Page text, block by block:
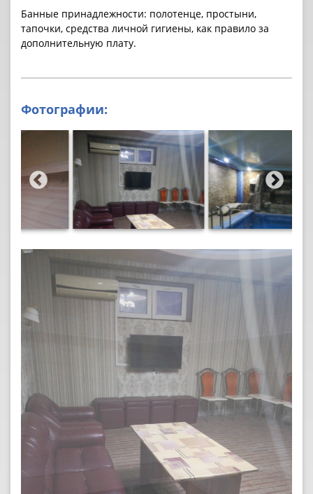
Банные принадлежности: полотенце, простыни,
тапочки, средства личной гигиены, как правило за
дополнительную плату.
Фотографии: